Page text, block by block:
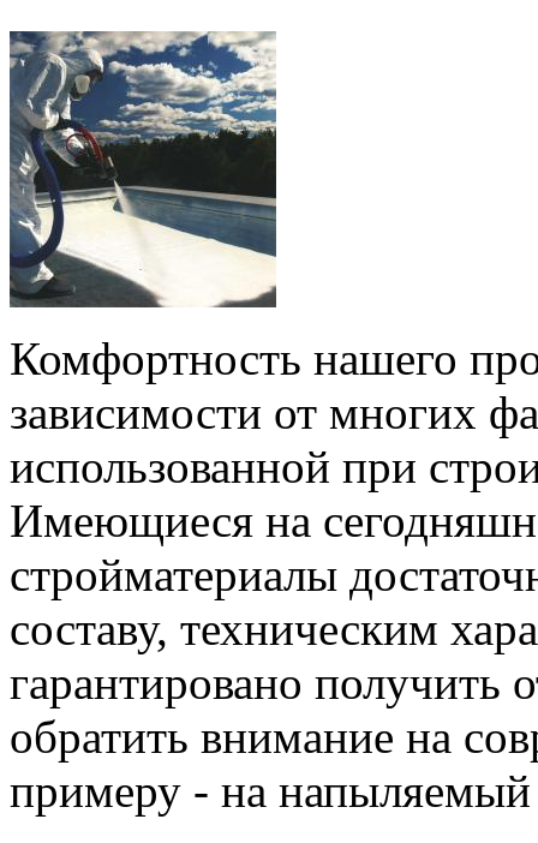
Комфортность нашего
зависимости от многих
использованной при
Имеющиеся на
стройматериалы
составу, техническим
гарантировано получить
обратить внимание на
примеру - на напыляемый